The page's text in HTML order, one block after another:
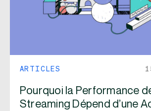
ARTICLES
Pourquoi la Performance
Streaming Dépend d’une